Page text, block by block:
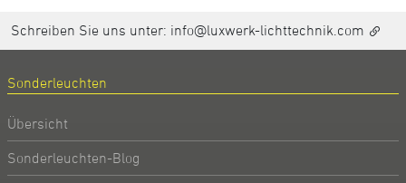
Schreiben Sie uns unter: info@luxwerk-lichttechnik.com
Sonderleuchten
Übersicht
Sonderleuchten-Blog